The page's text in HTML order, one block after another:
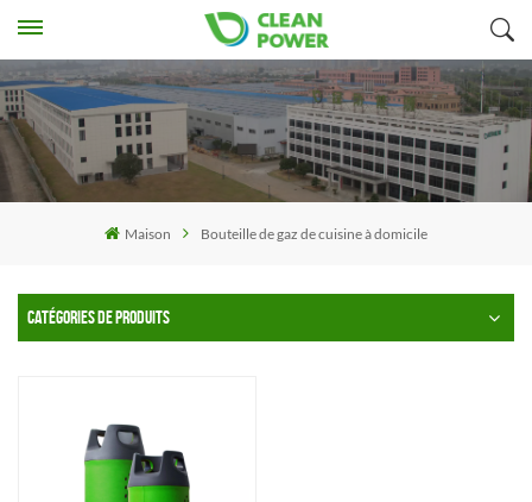
Maison Bouteille de gaz de cuisine à domicile
CATÉGORIES DE PRODUITS